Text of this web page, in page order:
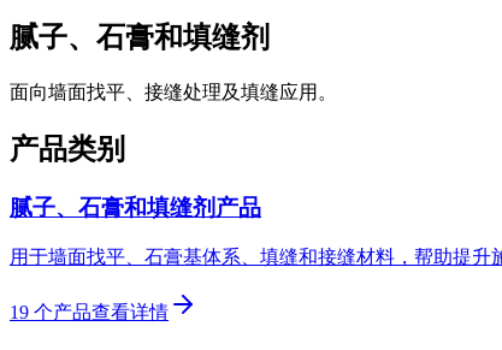
腻子、石膏和填缝剂
面向墙面找平、接缝处理及填缝应用。
产品类别
腻子、石膏和填缝剂产品
用于墙面找平、石膏基体系、填缝和接缝材料，帮助提升
19 个产品查看详情